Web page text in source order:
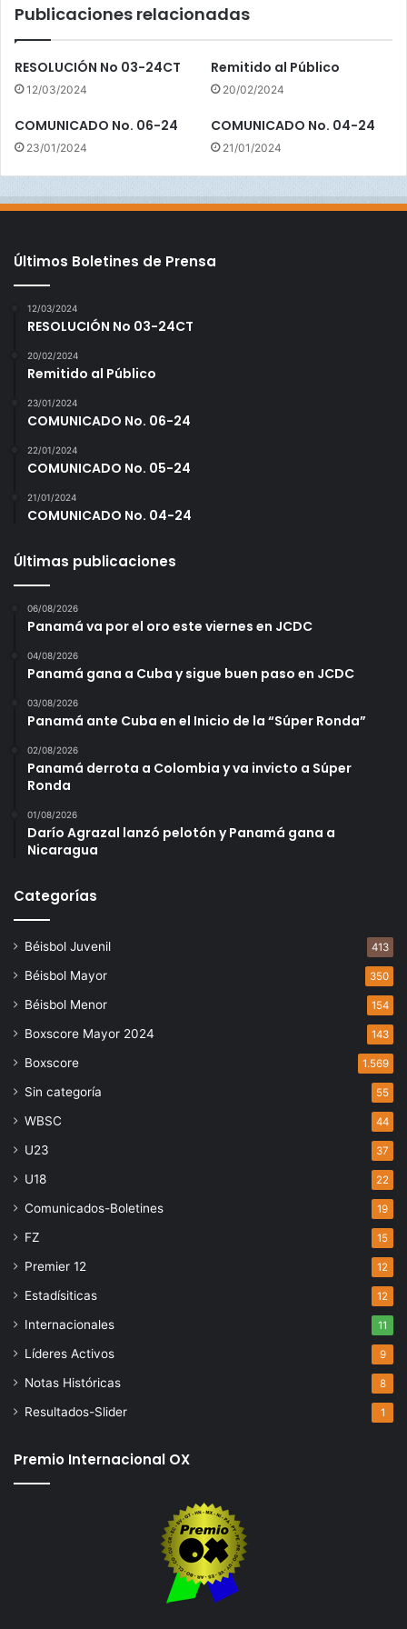
a
a
s
Publicaciones relacionadas
RESOLUCIÓN No 03-24CT
12/03/2024
Remitido al Público
20/02/2024
COMUNICADO No. 06-24
23/01/2024
COMUNICADO No. 04-24
21/01/2024
Últimos Boletines de Prensa
12/03/2024
RESOLUCIÓN No 03-24CT
20/02/2024
Remitido al Público
23/01/2024
COMUNICADO No. 06-24
22/01/2024
COMUNICADO No. 05-24
21/01/2024
COMUNICADO No. 04-24
Últimas publicaciones
06/08/2026
Panamá va por el oro este viernes en JCDC
04/08/2026
Panamá gana a Cuba y sigue buen paso en JCDC
03/08/2026
Panamá ante Cuba en el Inicio de la “Súper Ronda”
02/08/2026
Panamá derrota a Colombia y va invicto a Súper
Ronda
01/08/2026
Darío Agrazal lanzó pelotón y Panamá gana a
Nicaragua
Categorías
Béisbol Juvenil 413
Béisbol Mayor 350
Béisbol Menor 154
Boxscore Mayor 2024 143
Boxscore 1.569
Sin categoría 55
WBSC 44
U23 37
U18 22
Comunicados-Boletines 19
FZ 15
Premier 12 12
Estadísiticas 12
Internacionales 11
Líderes Activos 9
Notas Históricas 8
Resultados-Slider 1
Premio Internacional OX